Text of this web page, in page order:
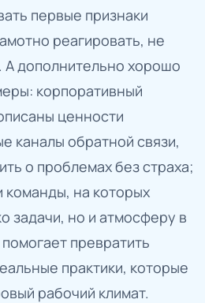
первые признаки
реагировать, не
А дополнительно хорошо
корпоративный
ценности
каналы обратной связи,
о проблемах без страха;
команды, на которых
задачи, но и атмосферу в
превратить
практики, которые
рабочий климат.